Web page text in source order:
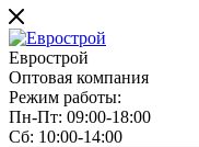
Еврострой
Оптовая компания
Режим работы:
Пн-Пт: 09:00-18:00
Сб: 10:00-14:00